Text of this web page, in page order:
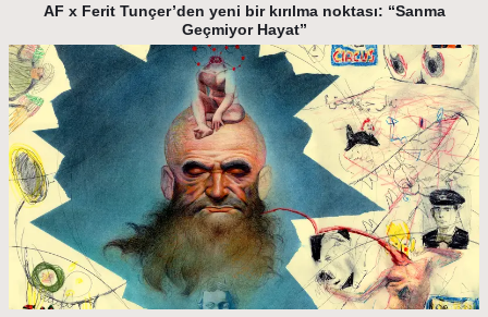
AF x Ferit Tunçer’den yeni bir kırılma noktası: “Sanma
Geçmiyor Hayat”